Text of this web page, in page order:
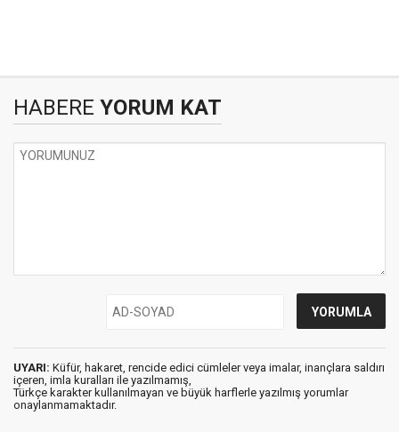
HABERE YORUM KAT
UYARI: Küfür, hakaret, rencide edici cümleler veya imalar, inançlara saldırı
içeren, imla kuralları ile yazılmamış,
Türkçe karakter kullanılmayan ve büyük harflerle yazılmış yorumlar
onaylanmamaktadır.